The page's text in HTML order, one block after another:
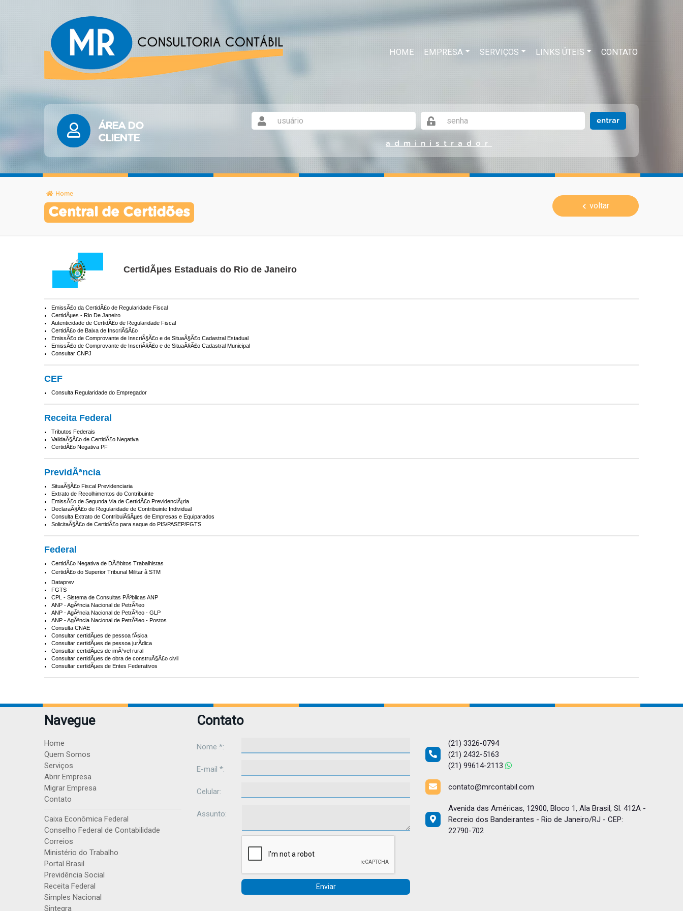
HOME EMPRESA SERVIÇOS LINKS ÚTEIS CONTATO
ÁREA DO
CLIENTE
entrar
administrador
Home
Central de Certidões voltar
CertidÃµes Estaduais do Rio de Janeiro
EmissÃ£o da CertidÃ£o de Regularidade Fiscal
CertidÃµes - Rio De Janeiro
Autenticidade de CertidÃ£o de Regularidade Fiscal
CertidÃ£o de Baixa de InscriÃ§Ã£o
EmissÃ£o de Comprovante de InscriÃ§Ã£o e de SituaÃ§Ã£o Cadastral Estadual
EmissÃ£o de Comprovante de InscriÃ§Ã£o e de SituaÃ§Ã£o Cadastral Municipal
Consultar CNPJ
CEF
Consulta Regularidade do Empregador
Receita Federal
Tributos Federais
ValidaÃ§Ã£o de CertidÃ£o Negativa
CertidÃ£o Negativa PF
PrevidÃªncia
SituaÃ§Ã£o Fiscal Previdenciaria
Extrato de Recolhimentos do Contribuinte
EmissÃ£o de Segunda Via de CertidÃ£o PrevidenciÃ¡ria
DeclaraÃ§Ã£o de Regularidade de Contribuinte Individual
Consulta Extrato de ContribuiÃ§Ãµes de Empresas e Equiparados
SolicitaÃ§Ã£o de CertidÃ£o para saque do PIS/PASEP/FGTS
Federal
CertidÃ£o Negativa de DÃ©bitos Trabalhistas
CertidÃ£o do Superior Tribunal Militar â STM
Dataprev
FGTS
CPL - Sistema de Consultas PÃºblicas ANP
ANP - AgÃªncia Nacional de PetrÃ³leo
ANP - AgÃªncia Nacional de PetrÃ³leo - GLP
ANP - AgÃªncia Nacional de PetrÃ³leo - Postos
Consulta CNAE
Consultar certidÃµes de pessoa fÃ­sica
Consultar certidÃµes de pessoa jurÃ­dica
Consultar certidÃµes de imÃ³vel rural
Consultar certidÃµes de obra de construÃ§Ã£o civil
Consultar certidÃµes de Entes Federativos
Navegue
Home
Quem Somos
Serviços
Abrir Empresa
Migrar Empresa
Contato
Caixa Econômica Federal
Conselho Federal de Contabilidade
Correios
Ministério do Trabalho
Portal Brasil
Previdência Social
Receita Federal
Simples Nacional
Sintegra
Contato
Nome *:
E-mail *:
Celular:
Assunto:
(21) 3326-0794
(21) 2432-5163
(21) 99614-2113
contato@mrcontabil.com
Avenida das Américas, 12900, Bloco 1, Ala Brasil, Sl. 412A -
Recreio dos Bandeirantes - Rio de Janeiro/RJ - CEP:
22790-702